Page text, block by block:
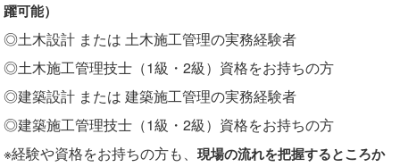
躍可能）
◎土木設計 または 土木施工管理の実務経験者
◎土木施工管理技士（1級・2級）資格をお持ちの方
◎建築設計 または 建築施工管理の実務経験者
◎建築施工管理技士（1級・2級）資格をお持ちの方
※経験や資格をお持ちの方も、 現場の流れを把握するところか